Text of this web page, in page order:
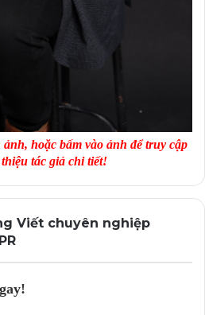
hoặc bấm vào ảnh để truy cập
tác giả chi tiết!
Viết chuyên nghiệp